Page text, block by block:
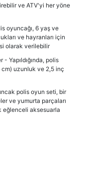
ve ATV'yi her yöne
oyuncağı, 6 yaş ve
ve hayranları için
olarak verilebilir
Yapıldığında, polis
uzunluk ve 2,5 inç
polis oyun seti, bir
ve yumurta parçaları
eğlenceli aksesuarla